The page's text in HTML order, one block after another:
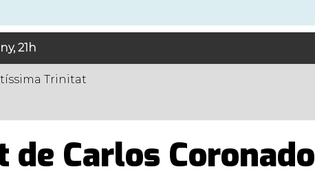
21h
Trinitat
de Carlos Coronado